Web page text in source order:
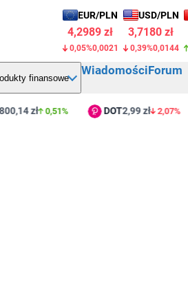
EUR/PLN
4,2992 zł
0,04%0,0018
USD/PLN
3,7180 zł
0,39%0,0144
finansowe
WiadomościForum
zł 0,51% DOT2,99 zł 2,07%